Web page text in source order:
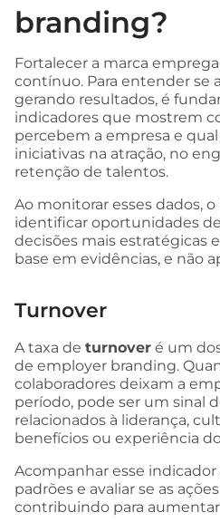
branding?
Fortalecer a marca
contínuo. Para entender se
gerando resultados, é
indicadores que mostrem
percebem a empresa e
iniciativas na atração, no
retenção de talentos.
Ao monitorar esses dados,
identificar oportunidades
decisões mais estratégicas
base em evidências, e não
Turnover
A taxa de turnover é um
de employer branding.
colaboradores deixam a
período, pode ser um sinal
relacionados à liderança,
benefícios ou experiência
Acompanhar esse
padrões e avaliar se as
contribuindo para